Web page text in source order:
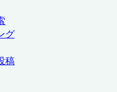
グ
稿